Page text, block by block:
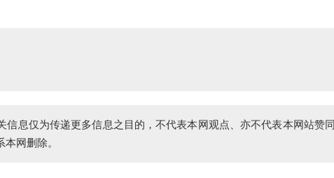
信息仅为传递更多信息之目的，不代表本网观点、亦不代表本网站赞同
网删除。